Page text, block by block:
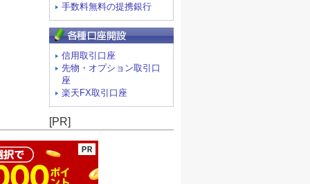
手数料無料の提携銀行
信用取引口座
先物・オプション取引口
座
楽天FX取引口座
[PR]